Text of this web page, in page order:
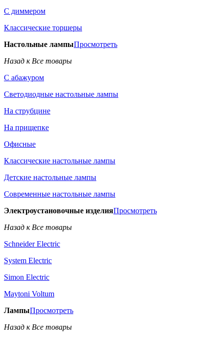
С диммером
Классические торшеры
Настольные лампыПросмотреть
Назад к Все товары
С абажуром
Светодиодные настольные лампы
На струбцине
На прищепке
Офисные
Классические настольные лампы
Детские настольные лампы
Современные настольные лампы
Электроустановочные изделияПросмотреть
Назад к Все товары
Schneider Electric
System Electric
Simon Electric
Maytoni Voltum
ЛампыПросмотреть
Назад к Все товары